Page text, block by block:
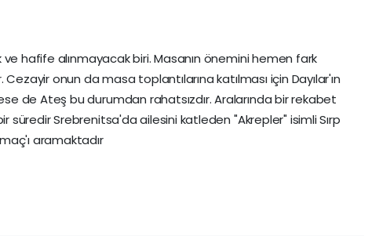
ve hafife alınmayacak biri. Masanın önemini hemen fark
Cezayir onun da masa toplantılarına katılması için Dayılar'ın
de Ateş bu durumdan rahatsızdır. Aralarında bir rekabet
süredir Srebrenitsa'da ailesini katleden "Akrepler" isimli Sırp
aramaktadır